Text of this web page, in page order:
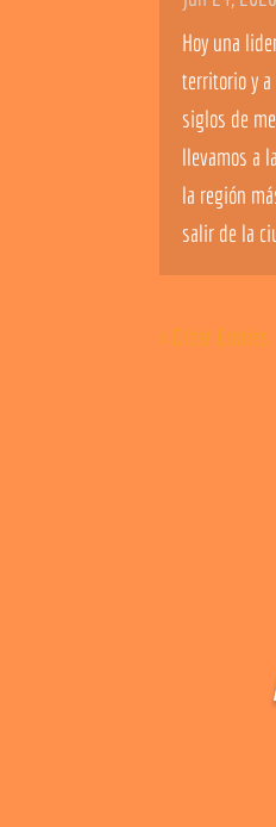
Hoy una
territorio y a
siglos de
llevamos a
la región
salir de la
« Older Entries